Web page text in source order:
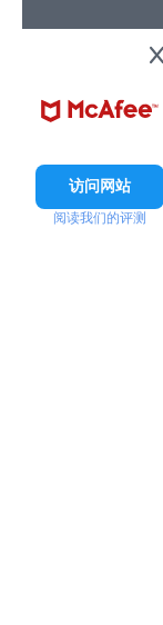
访问网站
阅读我们的评测